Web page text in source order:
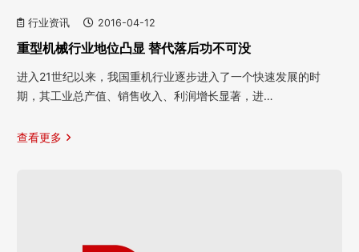
行业资讯 2016-04-12
重型机械行业地位凸显 替代落后功不可没
进入21世纪以来，我国重机行业逐步进入了一个快速发展的时
期，其工业总产值、销售收入、利润增长显著，进…
查看更多